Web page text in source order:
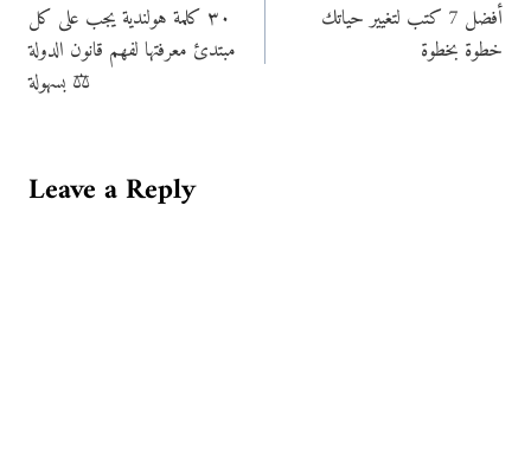
navigation
٣٠ كلمة هولندية يجب على كل
مبتدئ معرفتها لفهم قانون الدولة
بسهولة ⚖️
أفضل 7 كتب لتغيير حياتك
خطوة بخطوة
Leave a Reply